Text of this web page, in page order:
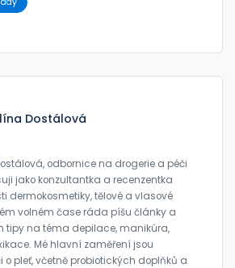
Dostálová
odbornice na drogerie a péči
jako konzultantka a recenzentka
dermokosmetiky, tělové a vlasové
volném čase ráda píšu články a
tipy na téma depilace, manikúra,
Mé hlavní zaměření jsou
o pleť, včetně probiotických doplňků a